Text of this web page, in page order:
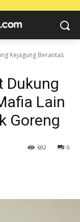
Kejagung Berantas
Dukung
Lain
Goreng
0
692